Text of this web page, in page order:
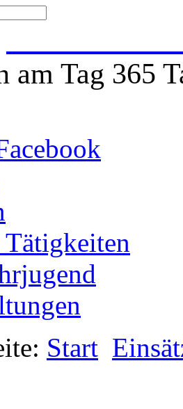
am Tag 365
Tätigkeiten
Start